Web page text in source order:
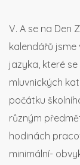
V. A se na Den
kalendářů
jazyka, které
mluvnických
počátku
různým
hodinách
minimální-